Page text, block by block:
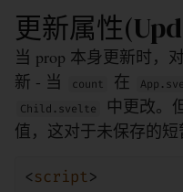
更新属性
当 prop 本身更新时，
新 - 当
count 在
Child.svelte
中更改。
值，这对于未保存的
<script>